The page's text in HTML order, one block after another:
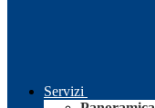
Servizi